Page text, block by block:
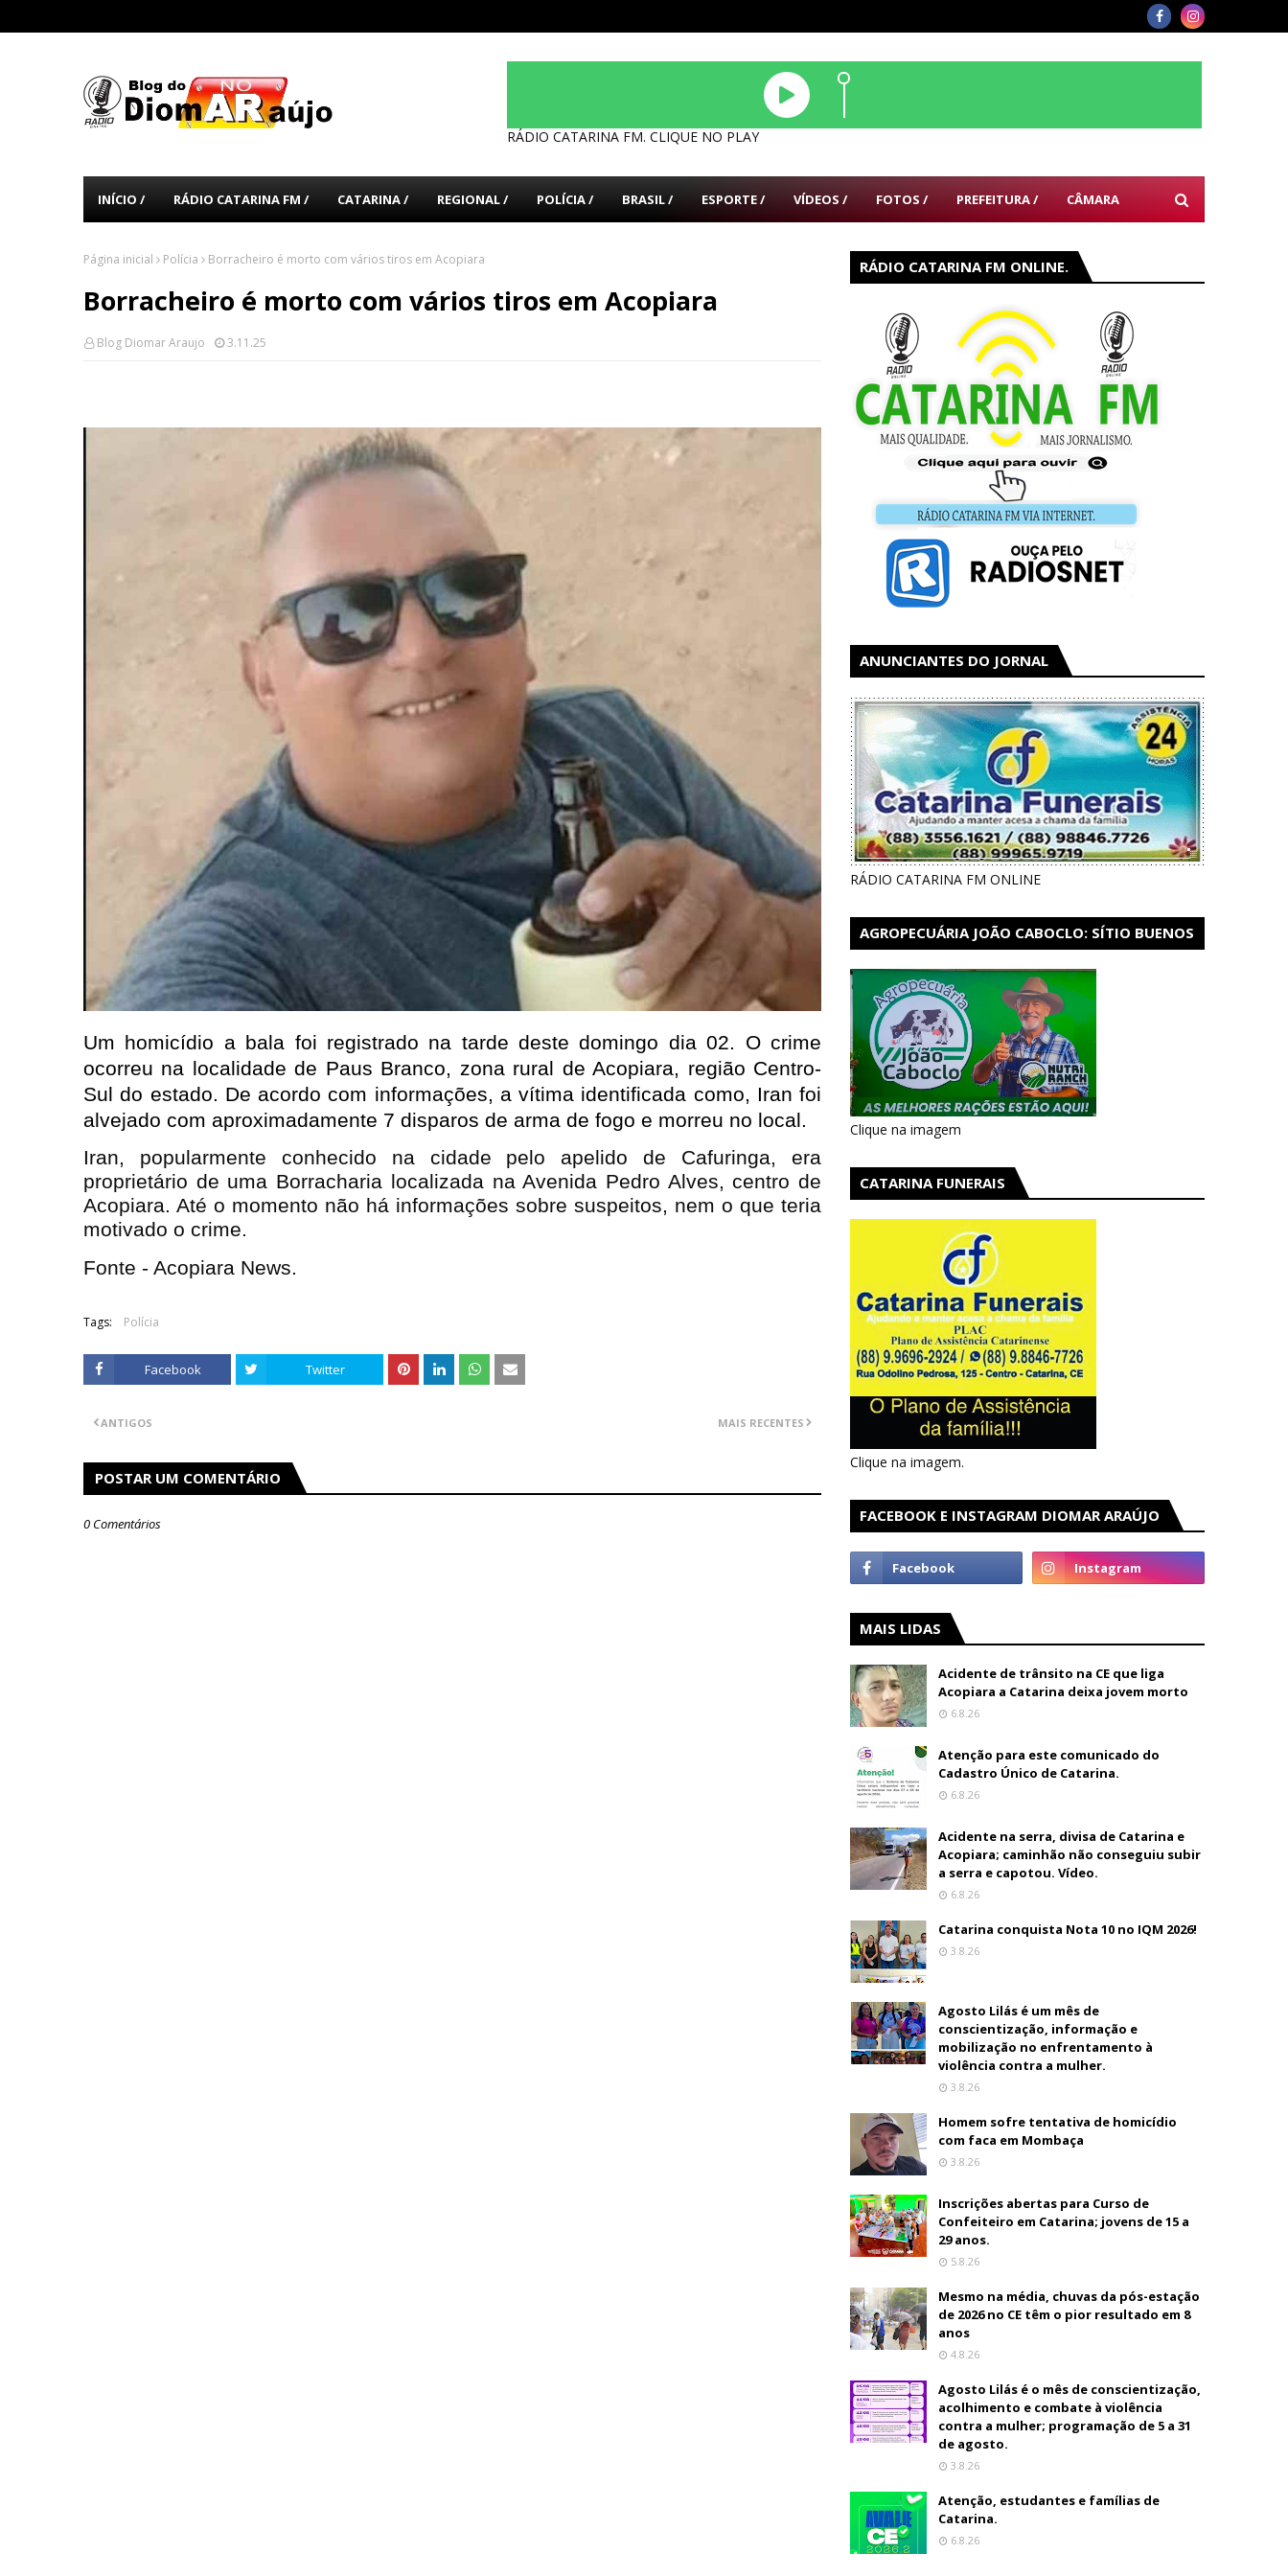
RÁDIO CATARINA FM. CLIQUE NO PLAY
INÍCIO / RÁDIO CATARINA FM / CATARINA / REGIONAL / POLÍCIA / BRASIL / ESPORTE / VÍDEOS / FOTOS / PREFEITURA / CÂMARA
Página inicial Polícia Borracheiro é morto com vários tiros em Acopiara
Borracheiro é morto com vários tiros em Acopiara
Blog Diomar Araujo 3.11.25
Um homicídio a bala foi registrado na tarde deste domingo dia 02. O crime
ocorreu na localidade de Paus Branco, zona rural de Acopiara, região Centro-
Sul do estado. De acordo com informações, a vítima identificada como, Iran foi
alvejado com aproximadamente 7 disparos de arma de fogo e morreu no local.
Iran, popularmente conhecido na cidade pelo apelido de Cafuringa, era
proprietário de uma Borracharia localizada na Avenida Pedro Alves, centro de
Acopiara. Até o momento não há informações sobre suspeitos, nem o que teria
motivado o crime.
Fonte - Acopiara News.
Tags: Polícia
Facebook Twitter
MAIS RECENTES
ANTIGOS
POSTAR UM COMENTÁRIO
0 Comentários
RÁDIO CATARINA FM ONLINE.
ANUNCIANTES DO JORNAL
RÁDIO CATARINA FM ONLINE
AGROPECUÁRIA JOÃO CABOCLO: SÍTIO BUENOS
Clique na imagem
CATARINA FUNERAIS
Clique na imagem.
FACEBOOK E INSTAGRAM DIOMAR ARAÚJO
MAIS LIDAS
Acidente de trânsito na CE que liga
Acopiara a Catarina deixa jovem morto
6.8.26
Atenção para este comunicado do
Cadastro Único de Catarina.
6.8.26
Acidente na serra, divisa de Catarina e
Acopiara; caminhão não conseguiu subir
a serra e capotou. Vídeo.
6.8.26
Catarina conquista Nota 10 no IQM 2026!
3.8.26
Agosto Lilás é um mês de
conscientização, informação e
mobilização no enfrentamento à
violência contra a mulher.
3.8.26
Homem sofre tentativa de homicídio
com faca em Mombaça
3.8.26
Inscrições abertas para Curso de
Confeiteiro em Catarina; jovens de 15 a
29 anos.
5.8.26
Mesmo na média, chuvas da pós-estação
de 2026 no CE têm o pior resultado em 8
anos
4.8.26
Agosto Lilás é o mês de conscientização,
acolhimento e combate à violência
contra a mulher; programação de 5 a 31
de agosto.
3.8.26
Atenção, estudantes e famílias de
Catarina.
6.8.26